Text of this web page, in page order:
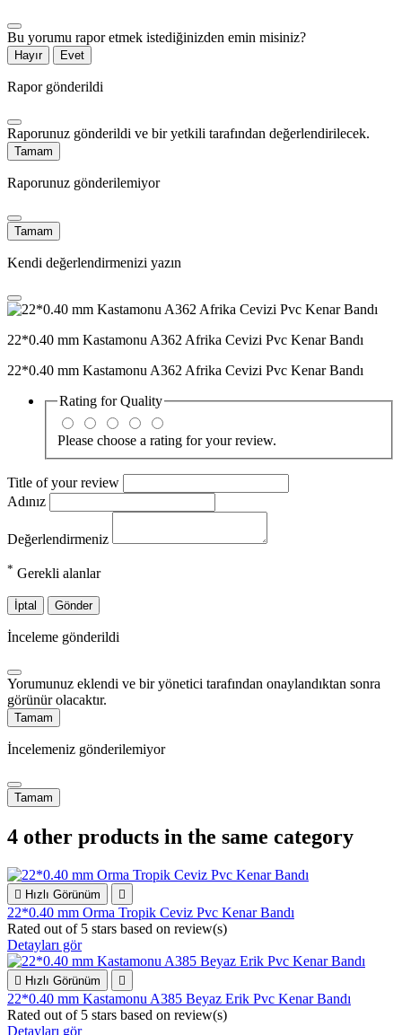
Bu yorumu rapor etmek istediğinizden emin misiniz?
Hayır Evet
Rapor gönderildi
Raporunuz gönderildi ve bir yetkili tarafından değerlendirilecek.
Tamam
Raporunuz gönderilemiyor
Tamam
Kendi değerlendirmenizi yazın
22*0.40 mm Kastamonu A362 Afrika Cevizi Pvc Kenar Bandı
22*0.40 mm Kastamonu A362 Afrika Cevizi Pvc Kenar Bandı
Rating forQuality
Please choose a rating for your review.
Title of your review
Adınız
Değerlendirmeniz
* Gerekli alanlar
İptal Gönder
İnceleme gönderildi
Yorumunuz eklendi ve bir yönetici tarafından onaylandıktan sonra
görünür olacaktır.
Tamam
İncelemeniz gönderilemiyor
Tamam
4 other products in the same category
 Hızlı Görünüm 
22*0.40 mm Orma Tropik Ceviz Pvc Kenar Bandı
Rated out of 5 stars based on review(s)
Detayları gör
 Hızlı Görünüm 
22*0.40 mm Kastamonu A385 Beyaz Erik Pvc Kenar Bandı
Rated out of 5 stars based on review(s)
Detayları gör